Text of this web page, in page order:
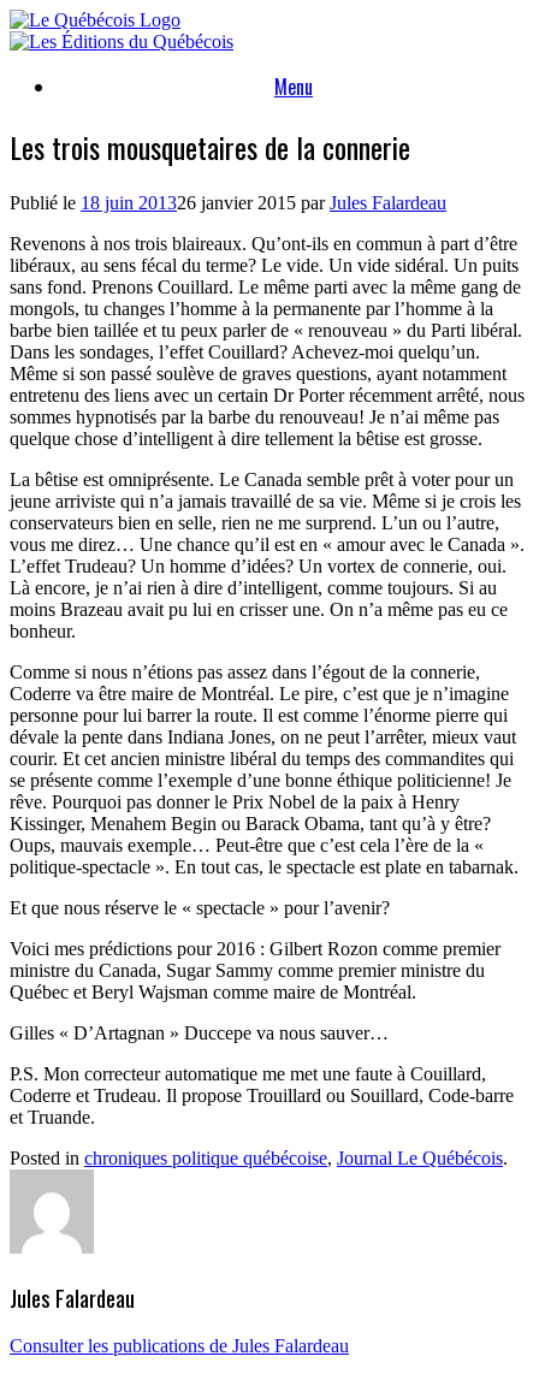
Skip
to
Menu
Les trois mousquetaires de la connerie
Publié le 18 juin 201326 janvier 2015 parJules Falardeau
Revenons à nos trois blaireaux. Qu’ont-ils en commun à part d’être
libéraux, au sens fécal du terme? Le vide. Un vide sidéral. Un puits
sans fond. Prenons Couillard. Le même parti avec la même gang de
mongols, tu changes l’homme à la permanente par l’homme à la
barbe bien taillée et tu peux parler de « renouveau » du Parti libéral.
Dans les sondages, l’effet Couillard? Achevez-moi quelqu’un.
Même si son passé soulève de graves questions, ayant notamment
entretenu des liens avec un certain Dr Porter récemment arrêté, nous
sommes hypnotisés par la barbe du renouveau! Je n’ai même pas
quelque chose d’intelligent à dire tellement la bêtise est grosse.
La bêtise est omniprésente. Le Canada semble prêt à voter pour un
jeune arriviste qui n’a jamais travaillé de sa vie. Même si je crois les
conservateurs bien en selle, rien ne me surprend. L’un ou l’autre,
vous me direz… Une chance qu’il est en « amour avec le Canada ».
L’effet Trudeau? Un homme d’idées? Un vortex de connerie, oui.
Là encore, je n’ai rien à dire d’intelligent, comme toujours. Si au
moins Brazeau avait pu lui en crisser une. On n’a même pas eu ce
bonheur.
Comme si nous n’étions pas assez dans l’égout de la connerie,
Coderre va être maire de Montréal. Le pire, c’est que je n’imagine
personne pour lui barrer la route. Il est comme l’énorme pierre qui
dévale la pente dans Indiana Jones, on ne peut l’arrêter, mieux vaut
courir. Et cet ancien ministre libéral du temps des commandites qui
se présente comme l’exemple d’une bonne éthique politicienne! Je
rêve. Pourquoi pas donner le Prix Nobel de la paix à Henry
Kissinger, Menahem Begin ou Barack Obama, tant qu’à y être?
Oups, mauvais exemple… Peut-être que c’est cela l’ère de la «
politique-spectacle ». En tout cas, le spectacle est plate en tabarnak.
Et que nous réserve le « spectacle » pour l’avenir?
Voici mes prédictions pour 2016 : Gilbert Rozon comme premier
ministre du Canada, Sugar Sammy comme premier ministre du
Québec et Beryl Wajsman comme maire de Montréal.
Gilles « D’Artagnan » Duccepe va nous sauver…
P.S. Mon correcteur automatique me met une faute à Couillard,
Coderre et Trudeau. Il propose Trouillard ou Souillard, Code-barre
et Truande.
Posted in chroniques politique québécoise, Journal Le Québécois.
Jules Falardeau
Consulter les publications de Jules Falardeau